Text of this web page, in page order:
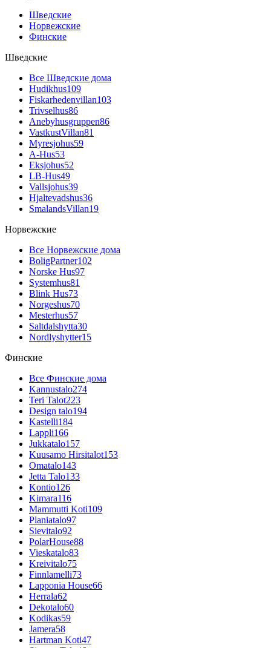
Шведские
Норвежские
Финские
Шведские
Все Шведские дома
Hudikhus109
Fiskarhedenvillan103
Trivselhus86
Anebyhusgruppen86
VastkustVillan81
Myresjohus59
A-Hus53
Eksjohus52
LB-Hus49
Vallsjohus39
Hjaltevadshus36
SmalandsVillan19
Норвежские
Все Норвежские дома
BoligPartner102
Norske Hus97
Systemhus81
Blink Hus73
Norgeshus70
Mesterhus57
Saltdalshytta30
Nordlyshytter15
Финские
Все Финские дома
Kannustalo274
Teri Talot223
Design talo194
Kastelli184
Lappli166
Jukkatalo157
Kuusamo Hirsitalot153
Omatalo143
Jetta Talo133
Kontio126
Kimara116
Mammutti Koti109
Planiatalo97
Sievitalo92
PolarHouse88
Vieskatalo83
Kreivitalo75
Finnlamelli73
Lapponia House66
Herrala62
Dekotalo60
Kodikas59
Jamera58
Hartman Koti47